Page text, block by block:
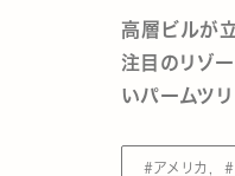
高層ビルが
注目のリゾ
いパームツ
#アメリカ #